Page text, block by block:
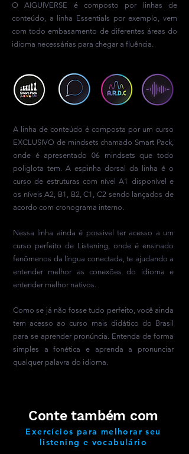
O AIGUIVERSE é composto por linhas de
conteúdo, a linha Essentials por exemplo, vem
com todo embasamento de diferentes áreas do
idioma necessárias para chegar a fluência.
A linha de conteúdo é composta por um curso
EXCLUSIVO de mindsets chamado Smart Pack,
onde é apresentado 06 mindsets que todo
poliglota tem. A espinha dorsal da linha é o
curso de estruturas com nível A1 disponível e
os níveis A2, B1, B2, C1, C2 sendo lançados de
acordo com cronograma interno.
Nessa linha ainda é possivel ter acesso a um
curso perfeito de Listening, onde é ensinado
fenômenos da língua conectada, te ajudando a
entender melhor as conexões do idioma e
entender melhor nativos.
Como se já não fosse tudo perfeito, você ainda
tem acesso ao curso mais didático do Brasil
para se aprender pronúncia. Entenda de forma
simples a fonética e aprenda a pronunciar
qualquer palavra do idioma.
Conte também com
Exercícios para melhorar seu
listening e vocabulário